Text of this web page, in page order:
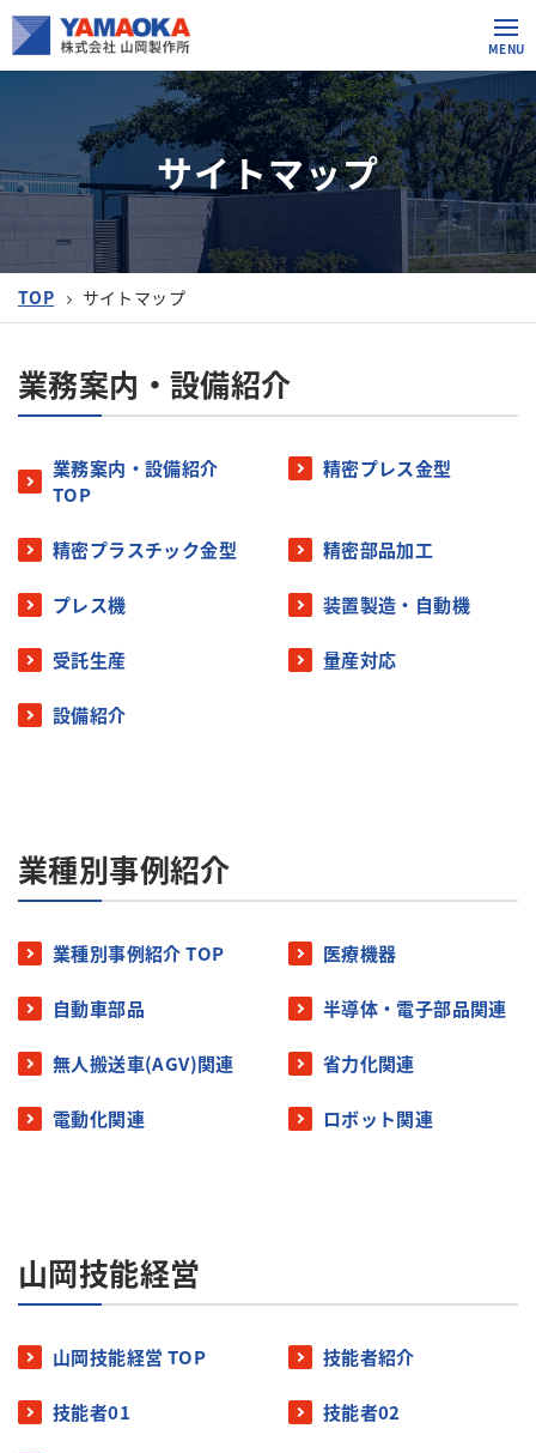
サイトマップ
TOP サイトマップ
業務案内・設備紹介
業務案内・設備紹介
TOP
精密プレス金型
精密プラスチック金型 精密部品加工
プレス機 装置製造・自動機
受託生産 量産対応
設備紹介
業種別事例紹介
業種別事例紹介 TOP 医療機器
自動車部品 半導体・電子部品関連
無人搬送車(AGV)関連 省力化関連
電動化関連 ロボット関連
山岡技能経営
山岡技能経営 TOP 技能者紹介
技能者01 技能者02